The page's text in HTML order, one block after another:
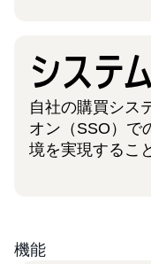
システ
自社の購買シス
オン（SSO）で
境を実現するこ
機能